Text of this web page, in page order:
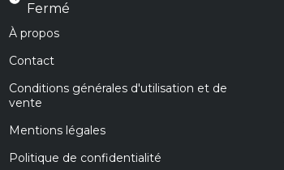
Fermé
À propos
Contact
Conditions générales d'utilisation et de
vente
Mentions légales
Politique de confidentialité